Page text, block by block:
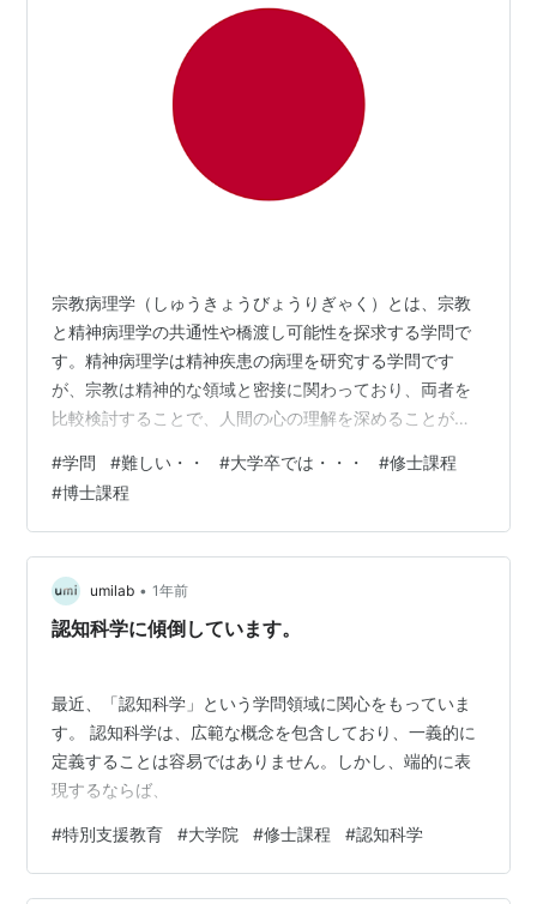
宗教病理学（しゅうきょうびょうりぎゃく）とは、宗教
と精神病理学の共通性や橋渡し可能性を探求する学問で
す。精神病理学は精神疾患の病理を研究する学問です
が、宗教は精神的な領域と密接に関わっており、両者を
比較検討することで、人間の心の理解を深めることがで
宗教学は、それぞれ独自の対象と方法を持っています
が、どちらも人間の心を対象とし、治療や癒しと切り離
せない領域です。宗教精神病理学は、両者の関係性を探
求し、宗教が精神的な病状にどのように影響を与える
か、また、宗教が精神的な癒しにどのように貢献できる
かを考察します. 精神病理学と宗教学の共通点: …
#学問 #難しい・・ #大学卒では・・・ #修士課程
#博士課程
umilab • 1年前
認知科学に傾倒しています。
最近、「認知科学」という学問領域に関心をもっていま
す。 認知科学は、広範な概念を包含しており、一義的に
定義することは容易ではありません。しかし、端的に表
現するならば、
#特別支援教育 #大学院 #修士課程 #認知科学